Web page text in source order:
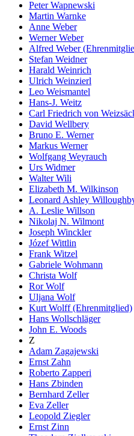
Peter Wapnewski
Martin Warnke
Anne Weber
Werner Weber
Alfred Weber
Stefan Weidner
Harald Weinrich
Ulrich Weinzierl
Leo Weismantel
Hans-J. Weitz
Carl Friedrich von
David Wellbery
Bruno E. Werner
Markus Werner
Wolfgang Weyrauch
Urs Widmer
Walter Wili
Elizabeth M. Wilkinson
Leonard Ashley
A. Leslie Willson
Nikolaj N. Wilmont
Joseph Winckler
Józef Wittlin
Frank Witzel
Gabriele Wohmann
Christa Wolf
Ror Wolf
Uljana Wolf
Kurt Wolff (Ehrenmitglied)
Hans Wollschläger
John E. Woods
Z
Adam Zagajewski
Ernst Zahn
Roberto Zapperi
Hans Zbinden
Bernhard Zeller
Eva Zeller
Leopold Ziegler
Ernst Zinn